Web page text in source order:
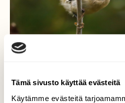
Tämä sivusto käyttää evästeitä
Käytämme evästeitä